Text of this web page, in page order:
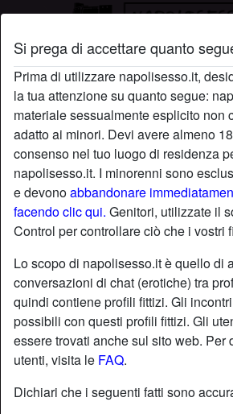
Si prega di accettare quanto
Prima di utilizzare napolisesso.it,
la tua attenzione su quanto segue:
materiale sessualmente esplicito non
adatto ai minori. Devi avere almeno
consenso nel tuo luogo di residenza
napolisesso.it. I minorenni sono
e devonoabbandonare
facendo clic qui. Genitori, utilizzate il
Control per controllare ciò che i vostri
Lo scopo di napolisesso.it è quello di
conversazioni di chat (erotiche) tra
quindi contiene profili fittizi. Gli
possibili con questi profili fittizi. Gli
essere trovati anche sul sito web. Per
utenti, visita le FAQ.
Dichiari che i seguenti fatti sono
Profilo di Agnesxxx
radio_button_checked
starAggiungi